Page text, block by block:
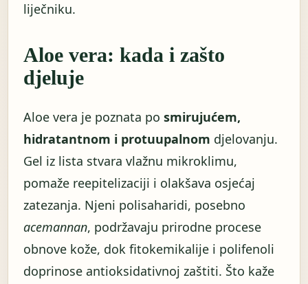
liječniku.
Aloe vera: kada i zašto
djeluje
Aloe vera je poznata po smirujućem,
hidratantnom i protuupalnom djelovanju.
Gel iz lista stvara vlažnu mikroklimu,
pomaže reepitelizaciji i olakšava osjećaj
zatezanja. Njeni polisaharidi, posebno
acemannan, podržavaju prirodne procese
obnove kože, dok fitokemikalije i polifenoli
doprinose antioksidativnoj zaštiti. Što kaže